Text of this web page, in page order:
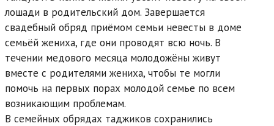
лошади в родительский дом. Завершается
свадебный обряд приёмом семьи невесты в доме
семьёй жениха, где они проводят всю ночь. В
течении медового месяца молодожёны живут
вместе с родителями жениха, чтобы те могли
помочь на первых порах молодой семье по всем
возникающим проблемам.
В семейных обрядах таджиков сохранились